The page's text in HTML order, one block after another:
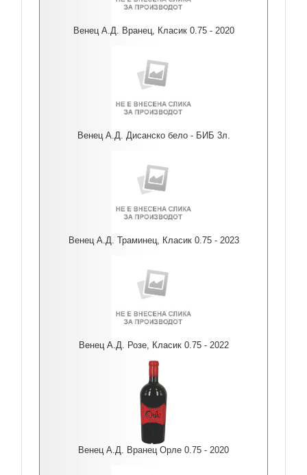
Венец А.Д. Вранец, Класик 0.75 - 2020
Венец А.Д. Дисанско бело - БИБ 3л.
Венец А.Д. Траминец, Класик 0.75 - 2023
Венец А.Д. Розе, Класик 0.75 - 2022
Венец А.Д. Вранец Орле 0.75 - 2020